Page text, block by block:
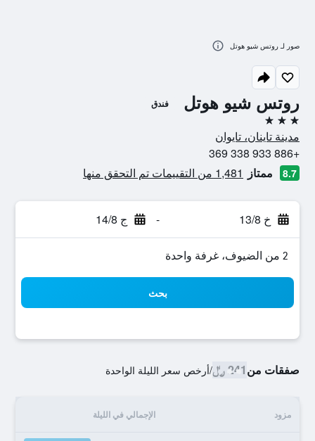
روتس شيو هوتل فندق
3 نجوم
مدينة تاينان، تايوان
+886 933 338 369
8.7 ممتاز 1,481 من التقييمات تم التحقق منها
خ 13/8 - ج 14/8
2 من الضيوف، غرفة واحدة
بحث
صفقات من241 ﷼ /أرخص سعر الليلة الواحدة
مزود الإجمالي في الليلة
صور لـ روتس شيو هوتل